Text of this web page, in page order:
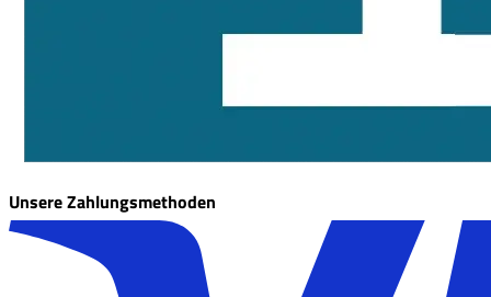
Unsere Zahlungsmethoden